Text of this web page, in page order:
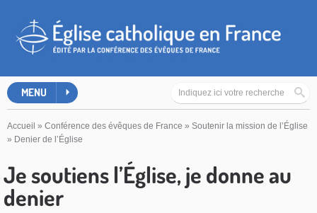
MENU
Accueil » Conférence des évêques de France » Soutenir la mission de l’Église
» Denier de l’Église
Je soutiens l’Église, je donne au
denier